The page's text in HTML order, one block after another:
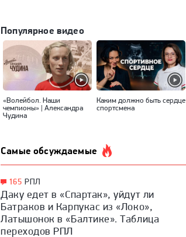
Популярное видео
«Волейбол. Наши
чемпионы» | Александра
Чудина
Каким должно быть сердце
спортсмена
Самые обсуждаемые
165 РПЛ
Даку едет в «Спартак», уйдут ли
Батраков и Карпукас из «Локо»,
Латышонок в «Балтике». Таблица
переходов РПЛ